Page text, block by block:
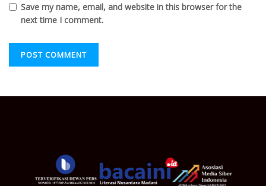
Save my name, email, and website in this browser for the
next time I comment.